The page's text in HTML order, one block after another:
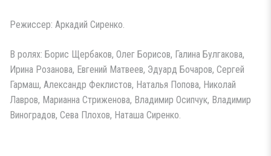
Режиссер: Аркадий Сиренко.
В ролях: Борис Щербаков, Олег Борисов, Галина Булгакова,
Ирина Розанова, Евгений Матвеев, Эдуард Бочаров, Сергей
Гармаш, Александр Феклистов, Наталья Попова, Николай
Лавров, Марианна Стриженова, Владимир Осипчук, Владимир
Виноградов, Сева Плохов, Наташа Сиренко.